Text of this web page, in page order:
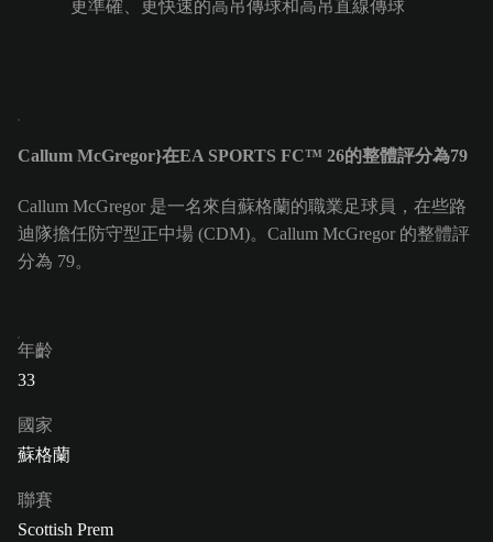
更準確、更快速的高吊傳球和高吊直線傳球
Callum McGregor}在EA SPORTS FC™ 26的整體評分為79
Callum McGregor 是一名來自蘇格蘭的職業足球員，在些路
迪隊擔任防守型正中場 (CDM)。Callum McGregor 的整體評
分為 79。
年齡
33
國家
蘇格蘭
聯賽
Scottish Prem